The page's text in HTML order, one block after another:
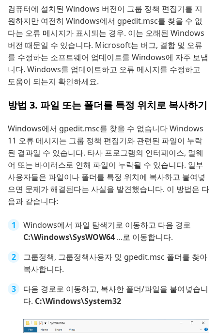
컴퓨터에 설치된 Windows 버전이 그룹 정책 편집기를 지
원하지만 여전히 Windows에서 gpedit.msc를 찾을 수 없
다는 오류 메시지가 표시되는 경우. 이는 오래된 Windows
버전 때문일 수 있습니다. Microsoft는 버그, 결함 및 오류
를 수정하는 소프트웨어 업데이트를 Windows에 자주 보냅
니다. Windows를 업데이트하고 오류 메시지를 수정하고
도움이 되는지 확인하세요.
방법 3. 파일 또는 폴더를 특정 위치로 복사하기
Windows에서 gpedit.msc를 찾을 수 없습니다 Windows
11 오류 메시지는 그룹 정책 편집기와 관련된 파일이 누락
된 결과일 수 있습니다. 타사 프로그램의 인터페이스, 멀웨
어 또는 바이러스로 인해 파일이 누락될 수 있습니다. 일부
사용자들은 파일이나 폴더를 특정 위치에 복사하고 붙여넣
으면 문제가 해결된다는 사실을 발견했습니다. 이 방법은 다
음과 같습니다:
Windows에서 파일 탐색기로 이동하고 다음 경로
C:\Windows\SysWOW64 ...로 이동합니다.
그룹정책, 그룹정책사용자 및 gpedit.msc 폴더를 찾아
복사합니다.
다음 경로로 이동하고, 복사한 폴더/파일을 붙여넣습니
다. C:\Windows\System32